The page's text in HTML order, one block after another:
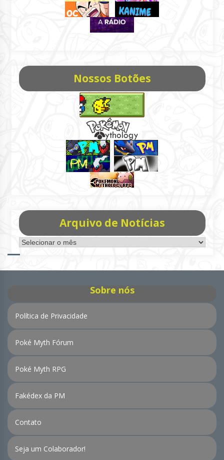
Nossos Botões
Arquivo de Notícias
Arquivo
de
Sobre nós
Política de Privacidade
Poké Myth Fórum
Poké Myth RPG
Fakédex da PM
Contato
Seja um Colaborador!